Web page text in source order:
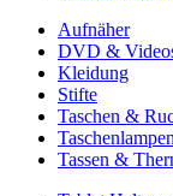
Aufnäher
DVD &
Kleidung
Stifte
Taschen &
Taschenlampen
Tassen &